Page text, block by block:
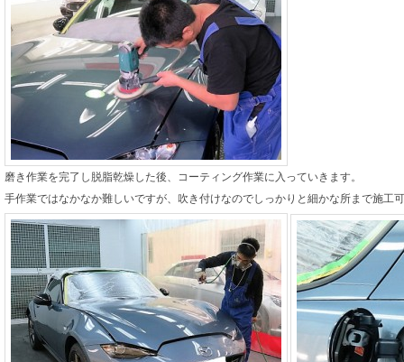
磨き作業を完了し脱脂乾燥した後、コーティング作業に入っていきます。
手作業ではなかなか難しいですが、吹き付けなのでしっかりと細かな所まで施工